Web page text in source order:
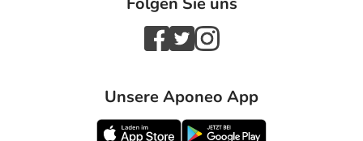
Unsere Aponeo App